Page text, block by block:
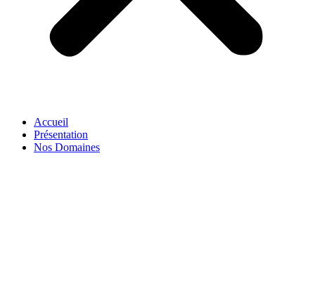
Accueil
Présentation
Nos Domaines